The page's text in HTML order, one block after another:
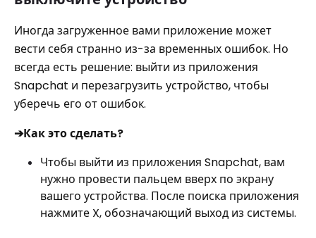
Иногда загруженное вами приложение может
вести себя странно из-за временных ошибок. Но
всегда есть решение: выйти из приложения
Snapchat и перезагрузить устройство, чтобы
уберечь его от ошибок.
➔Как это сделать?
Чтобы выйти из приложения Snapchat, вам
нужно провести пальцем вверх по экрану
вашего устройства. После поиска приложения
нажмите X, обозначающий выход из системы.